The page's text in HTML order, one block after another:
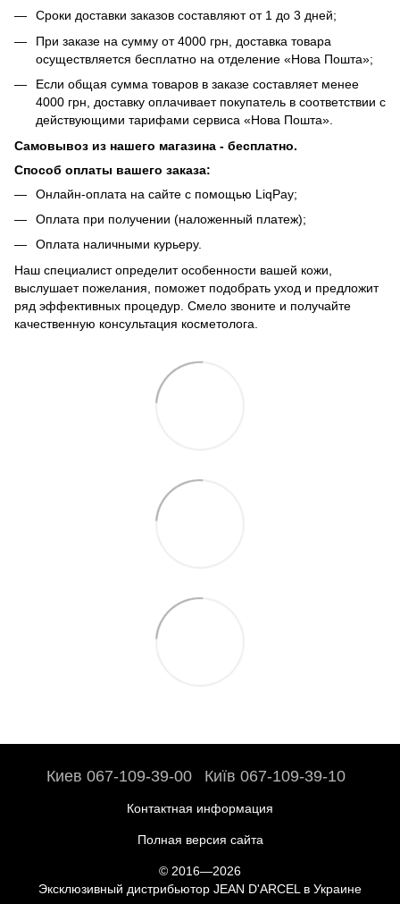
Сроки доставки заказов составляют от 1 до 3 дней;
При заказе на сумму от 4000 грн, доставка товара
осуществляется бесплатно на отделение «Нова Пошта»;
Если общая сумма товаров в заказе составляет менее
4000 грн, доставку оплачивает покупатель в соответствии с
действующими тарифами сервиса «Нова Пошта».
Самовывоз из нашего магазина - бесплатно.
Способ оплаты вашего заказа:
Онлайн-оплата на сайте с помощью LiqPay;
Оплата при получении (наложенный платеж);
Оплата наличными курьеру.
Наш специалист определит особенности вашей кожи,
выслушает пожелания, поможет подобрать уход и предложит
ряд эффективных процедур. Смело звоните и получайте
качественную консультация косметолога.
Киев 067-109-39-00 Київ 067-109-39-10
Контактная информация
Полная версия сайта
© 2016—2026
Эксклюзивный дистрибьютор JEAN D'ARCEL в Украине